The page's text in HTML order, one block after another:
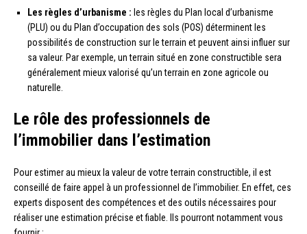
Les règles d’urbanisme : les règles du Plan local d’urbanisme
(PLU) ou du Plan d’occupation des sols (POS) déterminent les
possibilités de construction sur le terrain et peuvent ainsi influer sur
sa valeur. Par exemple, un terrain situé en zone constructible sera
généralement mieux valorisé qu’un terrain en zone agricole ou
naturelle.
Le rôle des professionnels de
l’immobilier dans l’estimation
Pour estimer au mieux la valeur de votre terrain constructible, il est
conseillé de faire appel à un professionnel de l’immobilier. En effet, ces
experts disposent des compétences et des outils nécessaires pour
réaliser une estimation précise et fiable. Ils pourront notamment vous